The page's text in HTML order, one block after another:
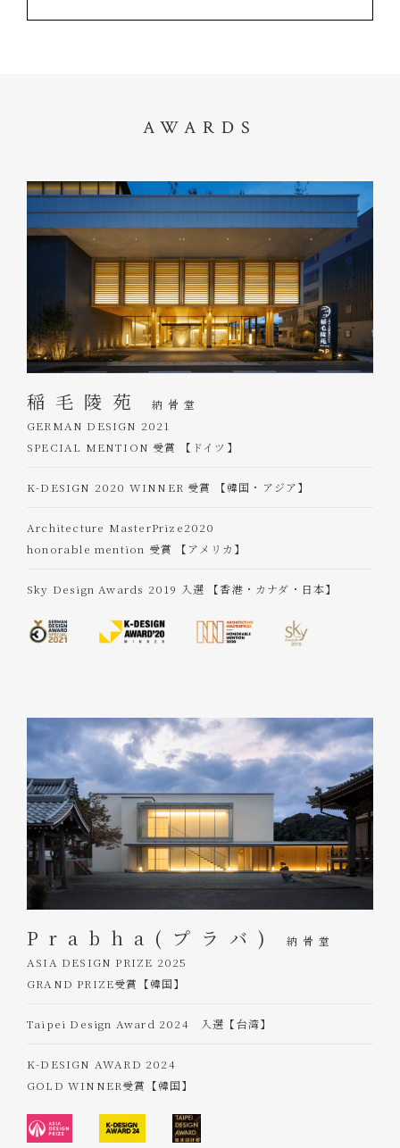
AWARDS
稲毛陵苑
納骨堂
GERMAN DESIGN 2021
SPECIAL MENTION 受賞 【ドイツ】
K-DESIGN 2020 WINNER 受賞 【韓国・アジア】
Architecture MasterPrize2020
honorable mention 受賞 【アメリカ】
Sky Design Awards 2019 入選 【香港・カナダ・日本】
Prabha(プラバ)
納骨堂
ASIA DESIGN PRIZE 2025
GRAND PRIZE受賞【韓国】
Taipei Design Award 2024 入選【台湾】
K-DESIGN AWARD 2024
GOLD WINNER受賞【韓国】